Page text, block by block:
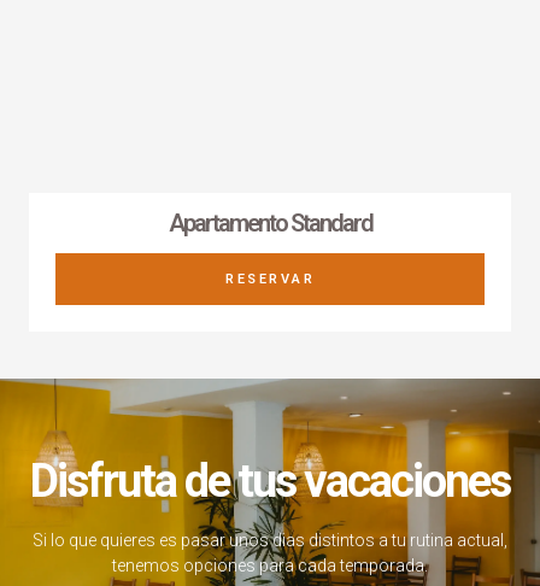
Apartamento Standard
RESERVAR
Disfruta de tus vacaciones
Si lo que quieres es pasar unos dias distintos a tu rutina actual,
tenemos opciones para cada temporada.